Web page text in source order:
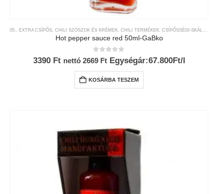
05., EXTRA CSÍPŐS CHILI SZÓSZOK ÉS KRÉMEK CHILI TERMÉKEK CSÍPŐSSÉGI-SKÁLA
Hot pepper sauce red 50ml-GaBko
0az 5-ből
3390 Ft nettó 2669 Ft Egységár:67.800Ft/l
KOSÁRBA TESZEM